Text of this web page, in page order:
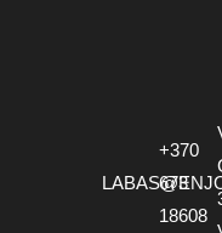
+370
673
18608